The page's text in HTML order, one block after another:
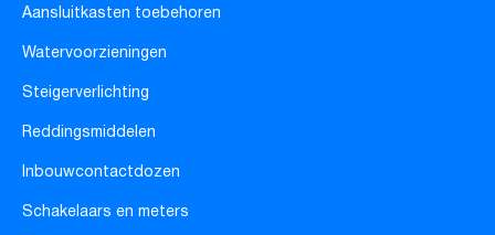
Aansluitkasten toebehoren
Watervoorzieningen
Steigerverlichting
Reddingsmiddelen
Inbouwcontactdozen
Schakelaars en meters